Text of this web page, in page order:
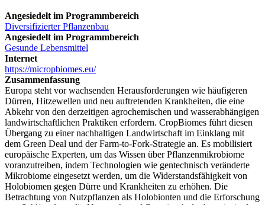
Angesiedelt im Programmbereich
Diversifizierter Pflanzenbau
Angesiedelt im Programmbereich
Gesunde Lebensmittel
Internet
https://micropbiomes.eu/
Zusammenfassung
Europa steht vor wachsenden Herausforderungen wie häufigeren
Dürren, Hitzewellen und neu auftretenden Krankheiten, die eine
Abkehr von den derzeitigen agrochemischen und wasserabhängigen
landwirtschaftlichen Praktiken erfordern. CropBiomes führt diesen
Übergang zu einer nachhaltigen Landwirtschaft im Einklang mit
dem Green Deal und der Farm-to-Fork-Strategie an. Es mobilisiert
europäische Experten, um das Wissen über Pflanzenmikrobiome
voranzutreiben, indem Technologien wie gentechnisch veränderte
Mikrobiome eingesetzt werden, um die Widerstandsfähigkeit von
Holobiomen gegen Dürre und Krankheiten zu erhöhen. Die
Betrachtung von Nutzpflanzen als Holobionten und die Erforschung